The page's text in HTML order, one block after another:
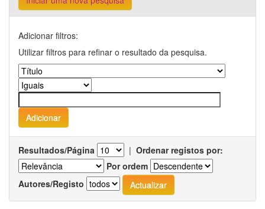
Adicionar filtros:
Utilizar filtros para refinar o resultado da pesquisa.
Resultados/Página | Ordenar registos por:
Por ordem
Autores/Registo